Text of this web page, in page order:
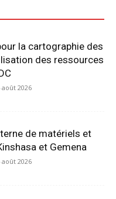
la cartographie des
des ressources
août 2026
de matériels et
et Gemena
août 2026